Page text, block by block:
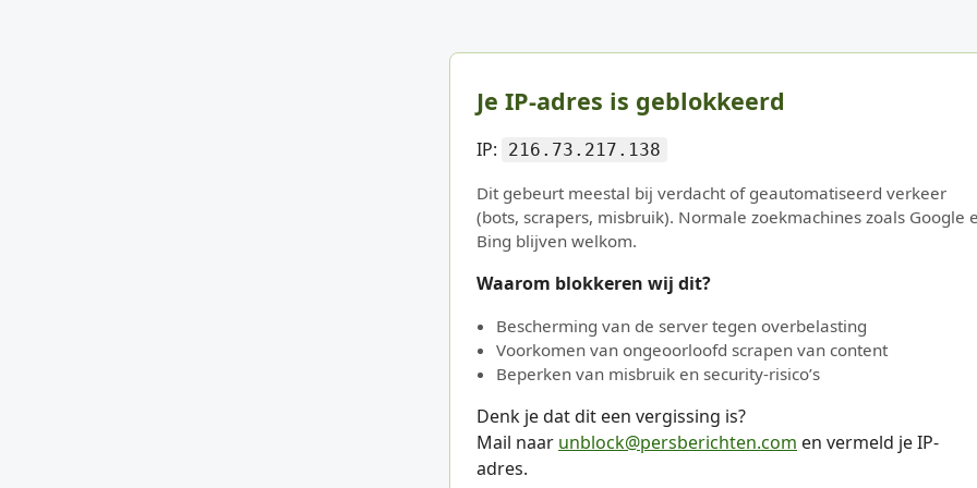
Je IP-adres is geblokkeerd
IP: 216.73.217.138
Dit gebeurt meestal bij verdacht of geautomatiseerd verkeer
(bots, scrapers, misbruik). Normale zoekmachines zoals Google
Bing blijven welkom.
Waarom blokkeren wij dit?
Bescherming van de server tegen overbelasting
Voorkomen van ongeoorloofd scrapen van content
Beperken van misbruik en security-risico’s
Denk je dat dit een vergissing is?
Mail naar unblock@persberichten.com en vermeld je IP-
adres.